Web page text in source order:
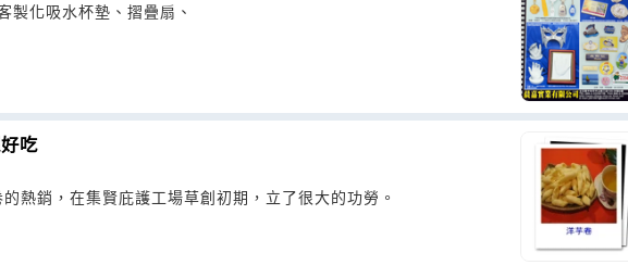
製化吸水杯墊、摺疊扇、
吃
熱銷，在集賢庇護工場草創初期，立了很大的功勞。